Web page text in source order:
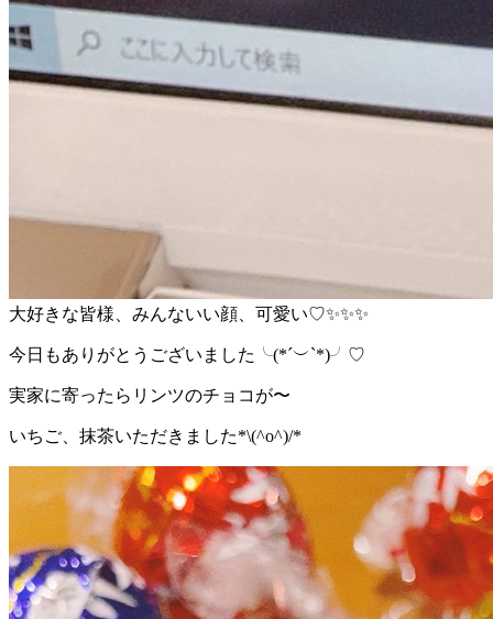
大好きな皆様、みんないい顔、可愛い♡✨✨✨
今日もありがとうございました╰(*´︶`*)╯♡
実家に寄ったらリンツのチョコが〜
いちご、抹茶いただきました*\(^o^)/*